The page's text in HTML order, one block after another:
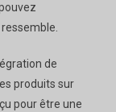
de
produits sur
pour être une